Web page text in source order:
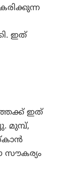
ഇത്
ഇത്
മുമ്പ്,